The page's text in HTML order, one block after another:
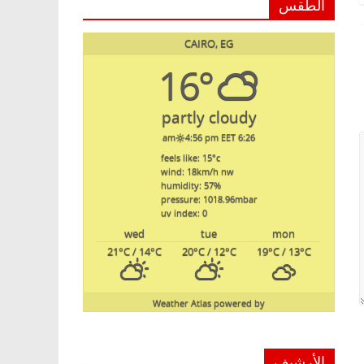
الطقس
CAIRO, EG
16°
partly cloudy
6:26 am
4:56 pm EET
feels like: 15°c
wind: 18km/h nw
humidity: 57%
pressure: 1018.96mbar
uv index: 0
mon
tue
wed
19°C/ 13°C
20°C/ 12°C
21°C/ 14°C
powered by
Weather Atlas